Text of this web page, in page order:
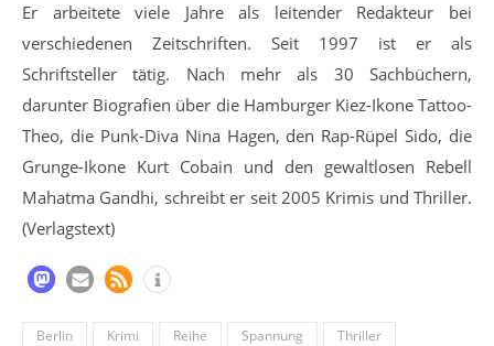
Er arbeitete viele Jahre als leitender Redakteur bei
verschiedenen Zeitschriften. Seit 1997 ist er als
Schriftsteller tätig. Nach mehr als 30 Sachbüchern,
darunter Biografien über die Hamburger Kiez-Ikone Tattoo-
Theo, die Punk-Diva Nina Hagen, den Rap-Rüpel Sido, die
Grunge-Ikone Kurt Cobain und den gewaltlosen Rebell
Mahatma Gandhi, schreibt er seit 2005 Krimis und Thriller.
(Verlagstext)
Berlin Krimi Reihe Spannung Thriller